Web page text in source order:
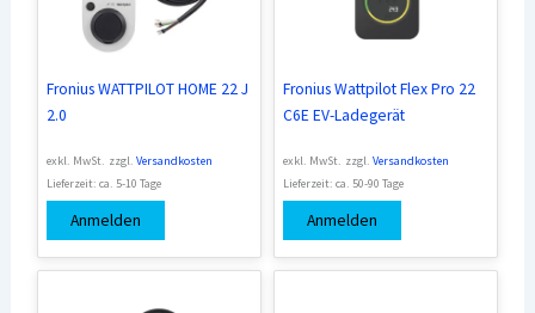
Fronius WATTPILOT HOME 22 J
2.0
exkl. MwSt. zzgl.Versandkosten
Lieferzeit:ca. 5-10 Tage
Anmelden
Fronius Wattpilot Flex Pro 22
C6E EV-Ladegerät
exkl. MwSt. zzgl. Versandkosten
Lieferzeit: ca. 50-90 Tage
Anmelden